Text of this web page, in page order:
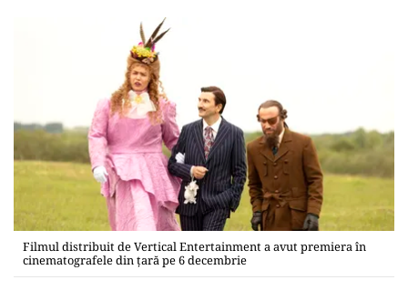
Filmul distribuit de Vertical Entertainment a avut premiera în
cinematografele din țară pe 6 decembrie